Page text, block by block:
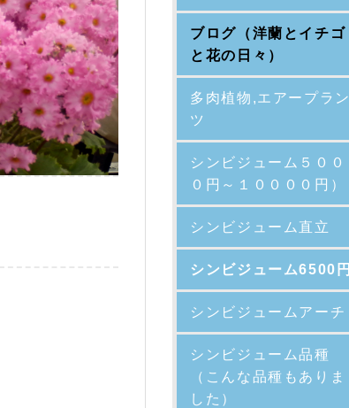
ブログ（洋蘭とイチゴ
と花の日々）
多肉植物,エアープラン
ツ
シンビジューム５００
０円～１００００円）
シンビジューム直立
シンビジューム6500円
シンビジュームアーチ
シンビジューム品種
（こんな品種もありま
した）